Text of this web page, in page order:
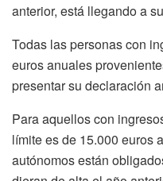
anterior, está llegando a
Todas las personas con
euros anuales
presentar su declaración
Para aquellos con
límite es de 15.000 euros
autónomos están